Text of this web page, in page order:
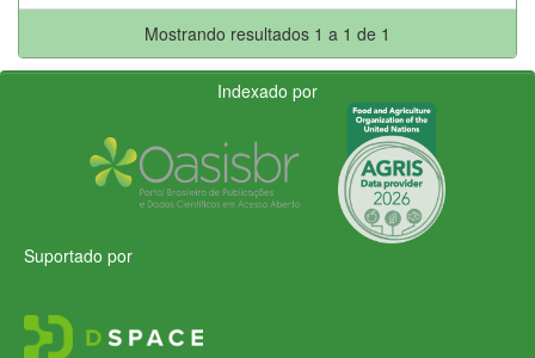
Mostrando resultados 1 a 1 de 1
Indexado por
Suportado por